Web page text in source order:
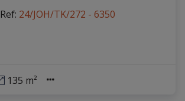
Ref: 24/JOH/TK/272 - 6350
135 m²